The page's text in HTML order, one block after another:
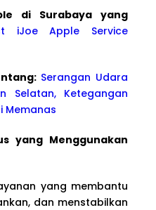
di Surabaya yang
iJoe Apple Service
Serangan Udara
Selatan, Ketegangan
Memanas
yang Menggunakan
yang membantu
dan menstabilkan